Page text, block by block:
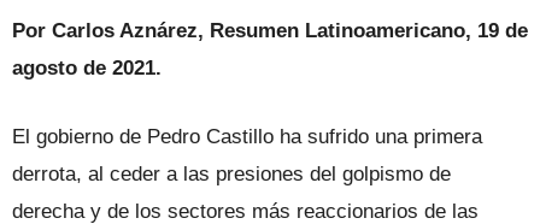
Por Carlos Aznárez, Resumen Latinoamericano, 19 de
agosto de 2021.
El gobierno de Pedro Castillo ha sufrido una primera
derrota, al ceder a las presiones del golpismo de
derecha y de los sectores más reaccionarios de las